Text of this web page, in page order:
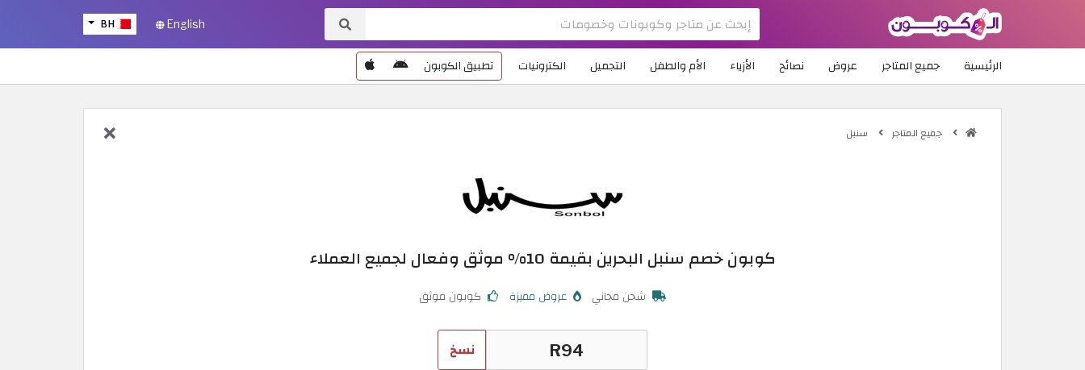
BH English
الرئيسية جميع المتاجر عروض نصائح الأزياء الأم والطفل التجميل الكترونيات تطبيق الكوبون
جميع المتاجر سنبل
كوبون خصم سنبل البحرين بقيمة 10% موثق وفعال لجميع العملاء
شحن مجاني عروض مميزة كوبون موثق
نسخ